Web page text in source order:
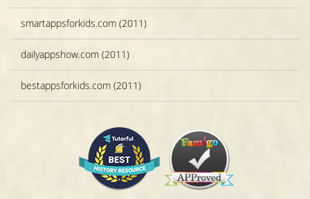
smartappsforkids.com (2011)
dailyappshow.com (2011)
bestappsforkids.com (2011)